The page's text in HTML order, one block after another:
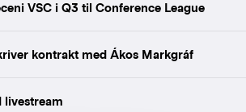
VSC i Q3 til Conference League
kontrakt med Ákos Markgráf
livestream